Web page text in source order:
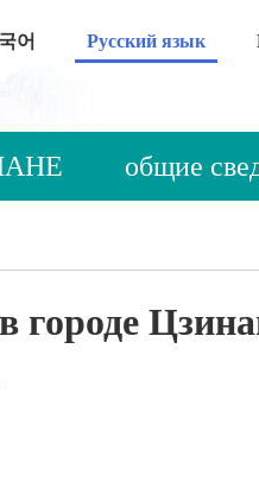
어 Русский язык
общие
городе